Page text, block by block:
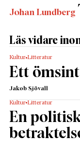
Johan Lundberg
Läs vidare
Kultur Litteratur
Ett
Jakob Sjövall
Kultur Litteratur
En